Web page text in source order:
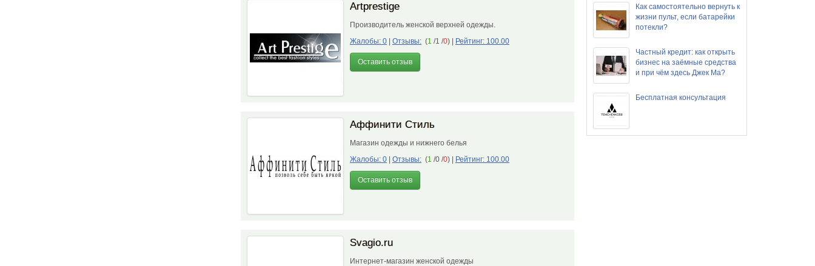
Artprestige
Производитель женской верхней одежды.
Жалобы: 0
Отзывы: (1 /1 /0) Рейтинг: 100.00
Оставить отзыв
Аффинити Стиль
Магазин одежды и нижнего белья
Жалобы: 0
Отзывы: (1 /0 /0) Рейтинг: 100.00
Оставить отзыв
Svagio.ru
Интернет-магазин женской одежды
Как самостоятельно вернуть к
жизни пульт, если батарейки
потекли?
Частный кредит: как открыть
бизнес на заёмные средства
и при чём здесь Джек Ма?
Бесплатная консультация